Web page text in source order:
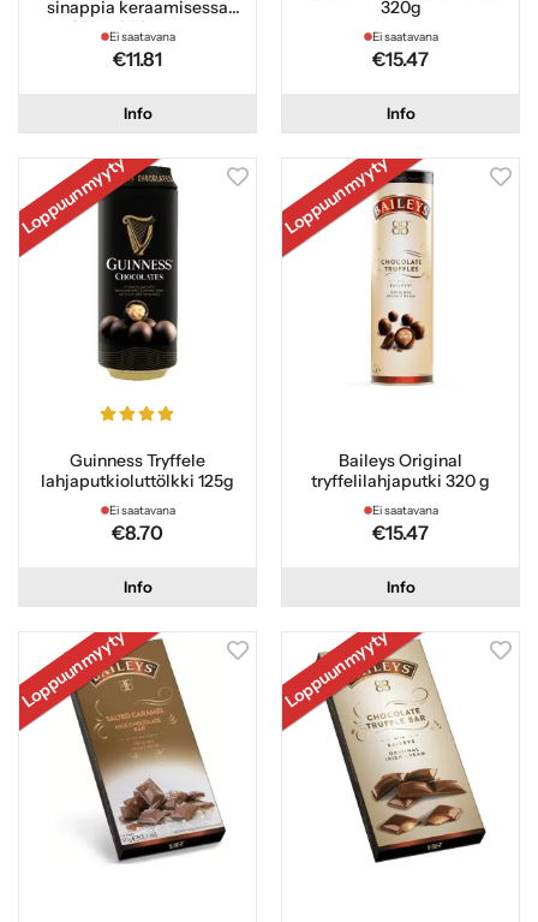
sinappia keraamisessa
purkissa 250 grammaa
Ei saatavana
€11.81
Info
320g
Ei saatavana
€15.47
Info
Loppuunmyyty
Guinness Tryffele
lahjaputkioluttölkki 125g
Ei saatavana
€8.70
Info
Loppuunmyyty
Baileys Original
tryffelilahjaputki 320 g
Ei saatavana
€15.47
Info
Loppuunmyyty Loppuunmyyty